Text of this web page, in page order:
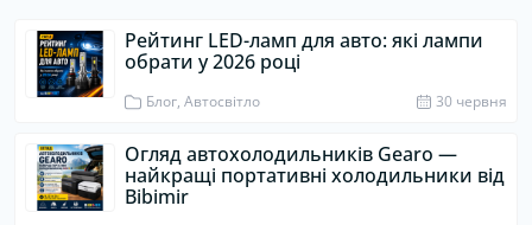
Рейтинг LED-ламп для авто: які лампи
обрати у 2026 році
Блог, Автосвітло 30 червня
Огляд автохолодильників Gearo —
найкращі портативні холодильники від
Bibimir